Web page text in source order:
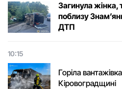
Загинула
поблизу
ДТП
10:15
Горіла
Кіровоградщині